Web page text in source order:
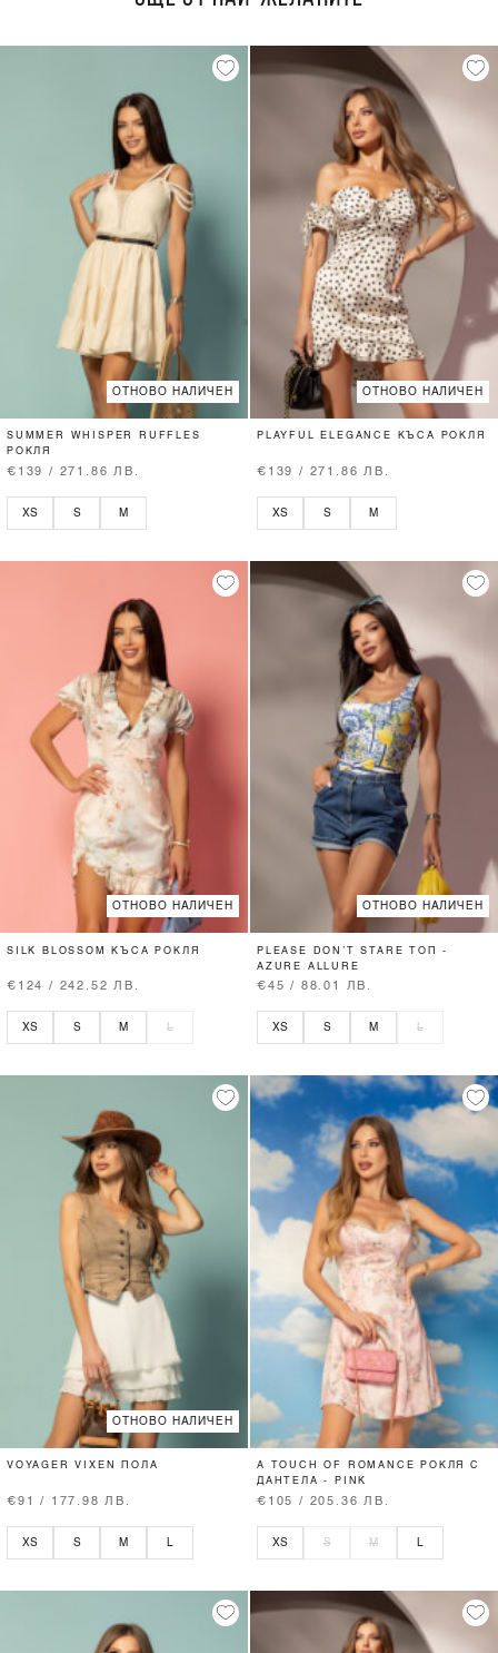
ОТНОВО НАЛИЧЕН
SUMMER WHISPER RUFFLES
РОКЛЯ
€139 / 271.86 ЛВ.
XS S M
ОТНОВО НАЛИЧЕН
PLAYFUL ELEGANCE КЪСА РОКЛЯ
€139 / 271.86 ЛВ.
XS S M
ОТНОВО НАЛИЧЕН
SILK BLOSSOM КЪСА РОКЛЯ
€124 / 242.52 ЛВ.
XS S M L
ОТНОВО НАЛИЧЕН
PLEASE DON’T STARE ТОП -
AZURE ALLURE
€45 / 88.01 ЛВ.
XS S M L
ОТНОВО НАЛИЧЕН
VOYAGER VIXEN ПОЛА
€91 / 177.98 ЛВ.
XS S M
A TOUCH OF ROMANCE РОКЛЯ С
ДАНТЕЛА - PINK
€105 / 205.36 ЛВ.
XS S M